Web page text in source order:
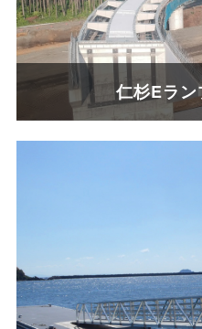
仁杉Eラン